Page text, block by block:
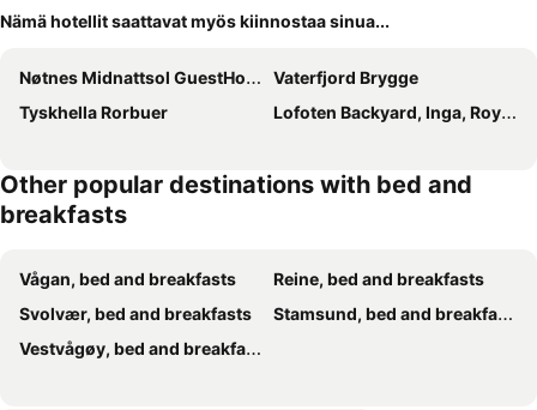
Nämä hotellit saattavat myös kiinnostaa sinua...
Nøtnes Midnattsol GuestHouse
Vaterfjord Brygge
Tyskhella Rorbuer
Lofoten Backyard, Inga, Royal Suitte
Other popular destinations with bed and
breakfasts
Vågan, bed and breakfasts
Reine, bed and breakfasts
Svolvær, bed and breakfasts
Stamsund, bed and breakfasts
Vestvågøy, bed and breakfasts